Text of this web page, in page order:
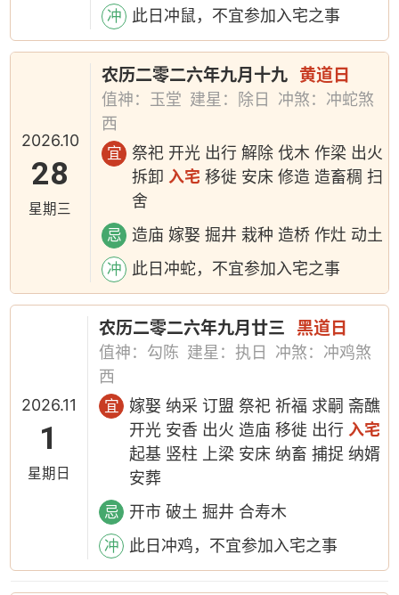
冲 此日冲鼠，不宜参加入宅之事
2026.10
28
星期三
农历二零二六年九月十九 黄道日
值神：玉堂 建星：除日
冲煞：冲蛇煞
西
宜
祭祀 开光 出行 解除 伐木 作梁 出火
拆卸 入宅 移徙 安床 修造 造畜稠 扫
舍
忌 造庙 嫁娶 掘井 栽种 造桥 作灶 动土
冲 此日冲蛇，不宜参加入宅之事
2026.11
1
星期日
农历二零二六年九月廿三 黑道日
值神：勾陈 建星：执日
冲煞：冲鸡煞
西
宜
嫁娶 纳采 订盟 祭祀 祈福 求嗣 斋醮
开光 安香 出火 造庙 移徙 出行 入宅
起基 竖柱 上梁 安床 纳畜 捕捉 纳婿
安葬
忌 开市 破土 掘井 合寿木
冲 此日冲鸡，不宜参加入宅之事